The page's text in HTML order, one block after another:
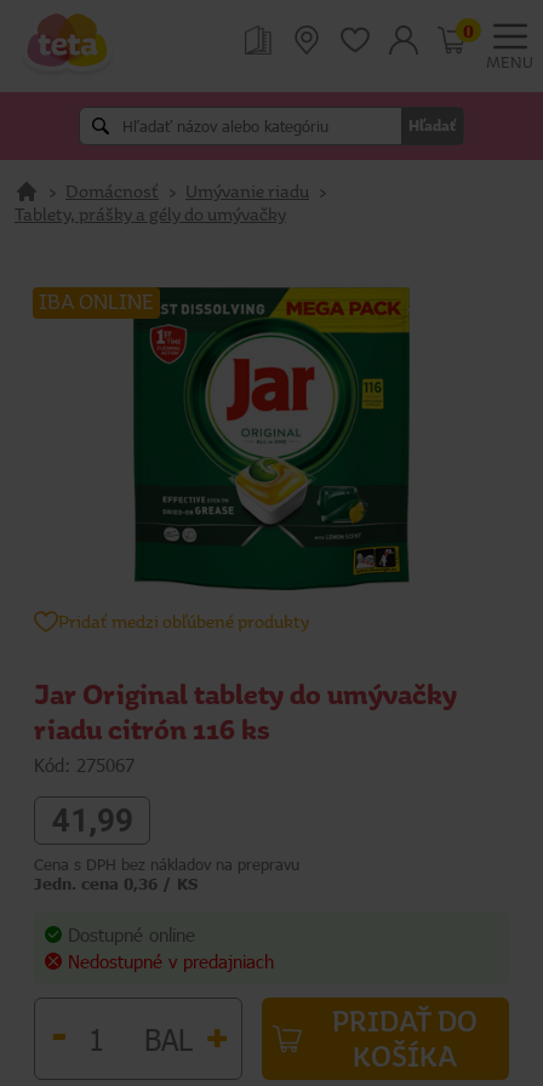
MENU
Hľadať
0
> Domácnosť > Umývanie riadu
>
Tablety, prášky a gély do umývačky
IBA ONLINE
Pridať medzi obľúbené produkty
Jar Original tablety do umývačky
riadu citrón 116 ks
Kód: 275067
41,99
Cena s DPH bez nákladov na prepravu
Jedn. cena 0,36 / KS
Dostupné online
Nedostupné v predajniach
- BAL +
PRIDAŤ DO
KOŠÍKA